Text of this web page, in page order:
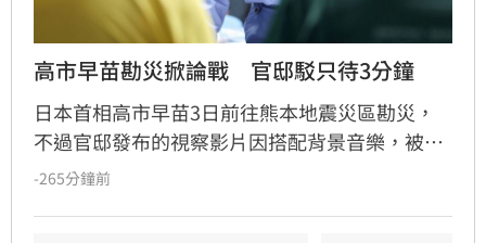
高市早苗勘災掀論戰　官邸駁只待3分鐘
日本首相高市早苗3日前往熊本地震災區勘災，
不過官邸發布的視察影片因搭配背景音樂，被不
少網友批評像是「宣傳片」。與此同時，網路也
-265分鐘前